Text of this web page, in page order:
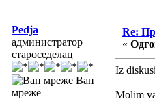
Pedja
администратор
староседелац
Ван
мреже
Re:
«
Iz
Molim